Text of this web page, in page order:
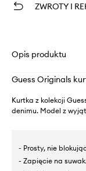
ZWROTY I
Opis produktu
Guess Originals
Kurtka z kolekcji
denimu. Model z
- Prosty, nie
- Zapięcie na